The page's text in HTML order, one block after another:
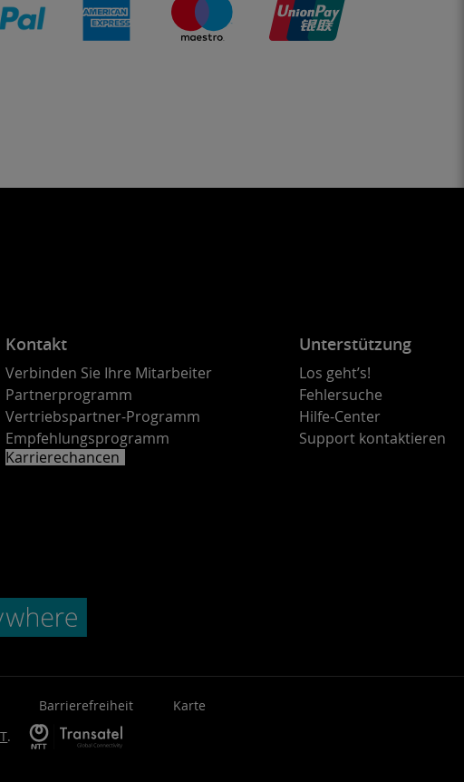
Kontakt
Verbinden Sie Ihre Mitarbeiter
Partnerprogramm
Vertriebspartner-Programm
Empfehlungsprogramm
Karrierechancen
Unterstützung
Los geht’s!
Fehlersuche
Hilfe-Center
Support kontaktieren
Barrierefreiheit
Karte
.